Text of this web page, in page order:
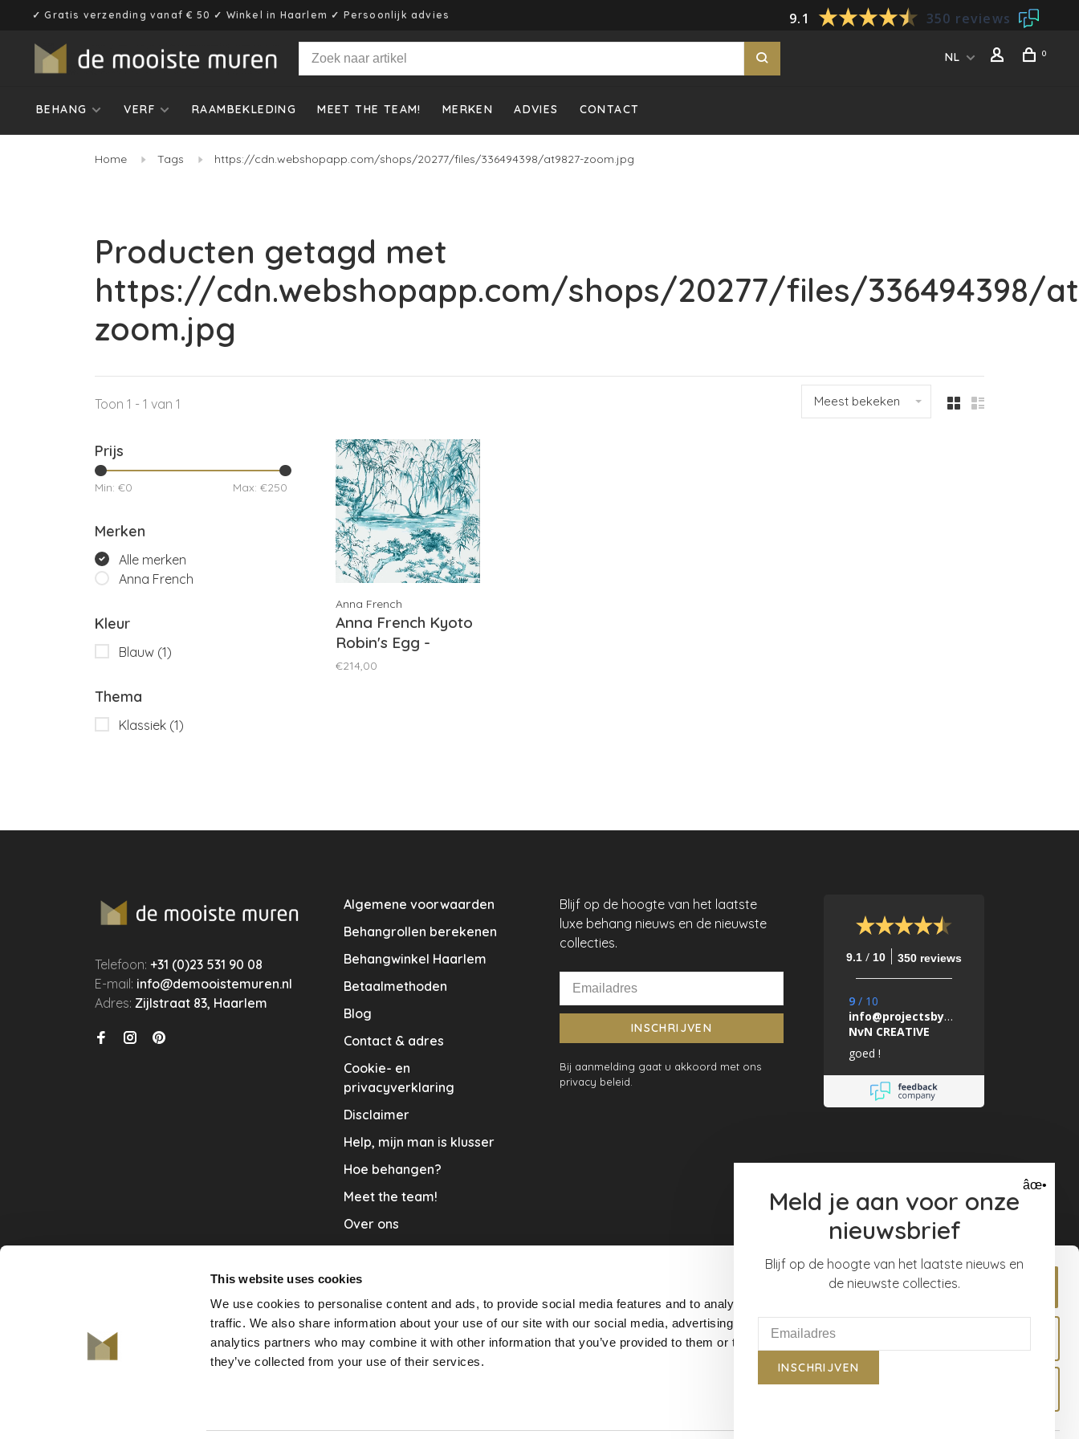
This website uses cookies
We use cookies to personalise content and ads, to provide social media features and to analyse our
traffic. We also share information about your use of our site with our social media, advertising and
analytics partners who may combine it with other information that you’ve provided to them or that
they’ve collected from your use of their services.
Allow all
9.1 350 reviews
✓ Gratis verzending vanaf € 50 ✓ Winkel in Haarlem ✓ Persoonlijk advies
NL 0
BEHANG VERF RAAMBEKLEDING MEET THE TEAM! MERKEN ADVIES CONTACT
Home Tags https://cdn.webshopapp.com/shops/20277/files/336494398/at9827-zoom.jpg
Producten getagd met
https://cdn.webshopapp.com/shops/20277/files/336494398/
zoom.jpg
Toon 1 - 1 van 1 Meest bekeken
Prijs
Min: €0 Max: €250
Merken
Alle merken
Anna French
Kleur
Blauw (1)
Thema
Klassiek (1)
Anna French
Anna French Kyoto
Robin's Egg -
AT9827
€214,00
Telefoon:+31 (0)23 531 90 08
E-mail: info@demooistemuren.nl
Adres:Zijlstraat 83, Haarlem
Algemene voorwaarden
Behangrollen berekenen
Behangwinkel Haarlem
Betaalmethoden
Blog
Contact & adres
Cookie- en
privacyverklaring
Disclaimer
Help, mijn man is klusser
Hoe behangen?
Meet the team!
Over ons
Traplopers en vloerkleden
Vacature
Verzending & Retour
Blijf op de hoogte van het laatste
luxe behang nieuws en de nieuwste
collecties.
INSCHRIJVEN
Bij aanmelding gaat u akkoord met ons
privacy beleid.
9.1 / 10 350 reviews
9 / 10
info@projectsbynada.nl.
NvN CREATIVE
goed !
âœ•
Meld je aan voor onze
nieuwsbrief
Blijf op de hoogte van het laatste nieuws en
de nieuwste collecties.
INSCHRIJVEN